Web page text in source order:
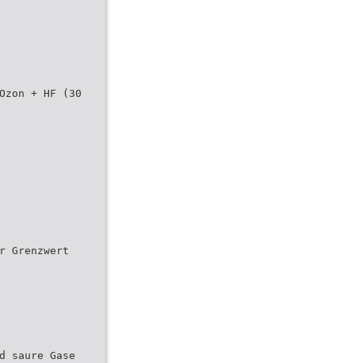
+ HF (30
Grenzwert
Gase